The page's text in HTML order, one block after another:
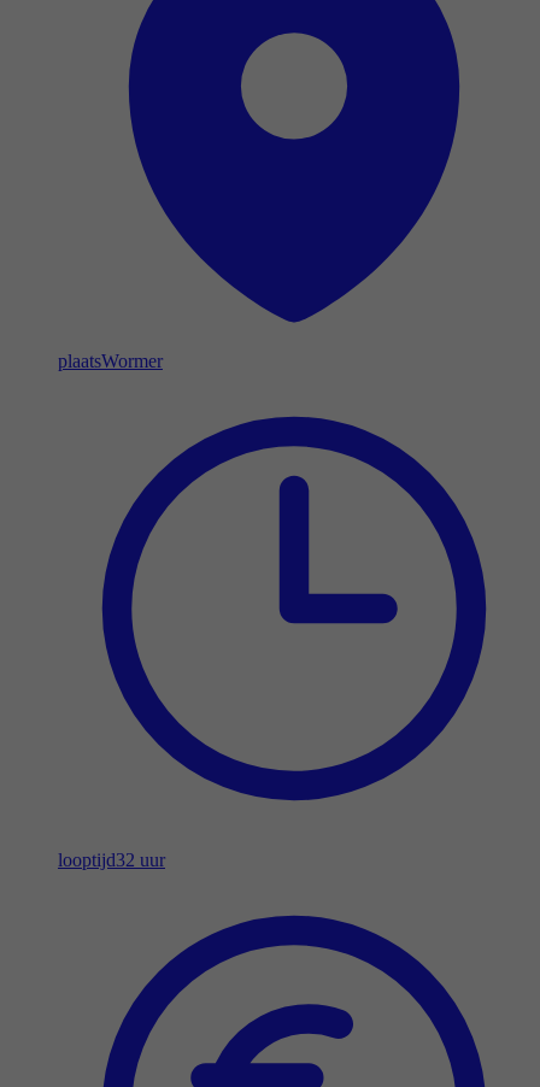
plaatsWormer
looptijd32 uur